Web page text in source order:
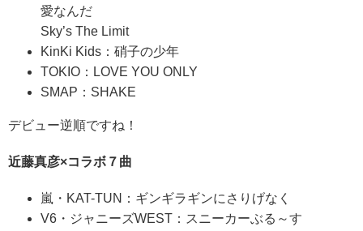
愛なんだ
Sky’s The Limit
KinKi Kids：硝子の少年
TOKIO：LOVE YOU ONLY
SMAP：SHAKE
デビュー逆順ですね！
近藤真彦×コラボ７曲
嵐・KAT-TUN：ギンギラギンにさりげなく
V6・ジャニーズWEST：スニーカーぶる～す